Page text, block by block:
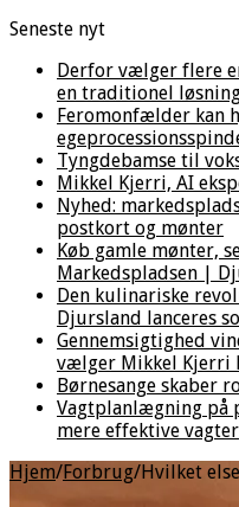
Seneste nyt
Derfor vælger flere
en traditionel
Feromonfælder kan
Tyngdebamse til
Mikkel Kjerri, AI
Nyhed:
postkort og mønter
Køb gamle mønter,
Markedspladsen |
Den kulinariske
Djursland lanceres
Gennemsigtighed
vælger Mikkel Kjerri
Børnesange skaber
Vagtplanlægning på
mere effektive vagter
Hjem/Forbrug/Hvilket